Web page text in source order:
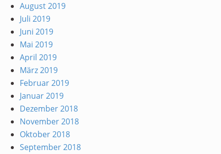
August 2019
Juli 2019
Juni 2019
Mai 2019
April 2019
März 2019
Februar 2019
Januar 2019
Dezember 2018
November 2018
Oktober 2018
September 2018